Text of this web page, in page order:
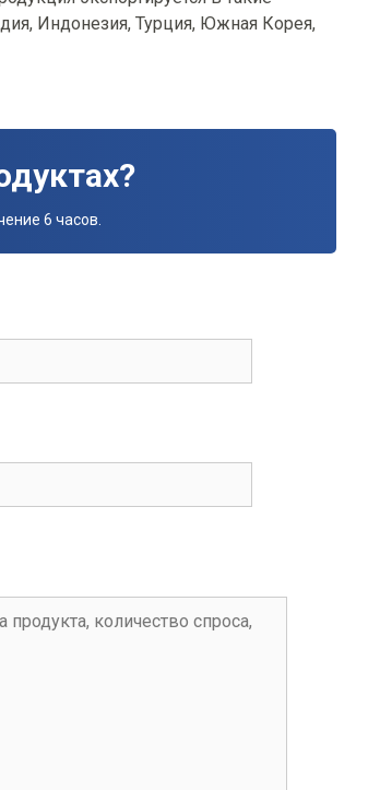
Индонезия, Турция, Южная Корея,
6 часов.